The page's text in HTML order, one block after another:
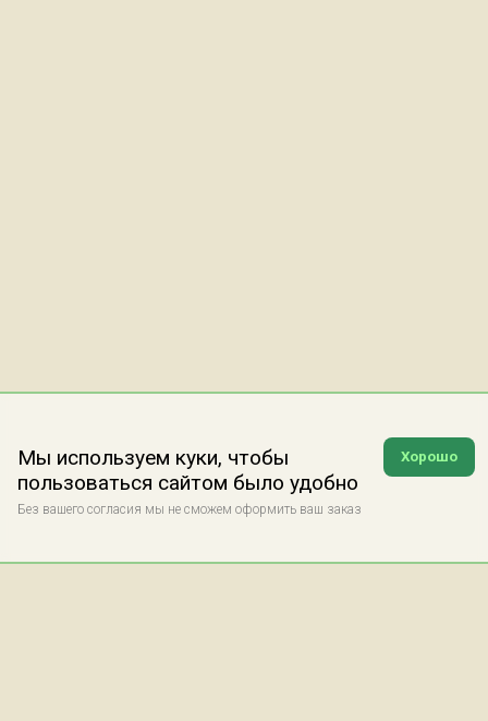
Хорошо
Мы используем куки, чтобы
пользоваться сайтом было удобно
Без вашего согласия мы не сможем оформить ваш заказ